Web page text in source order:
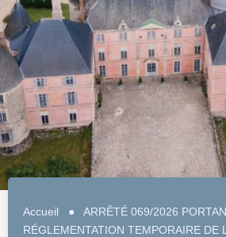
Accueil ● ARRÊTÉ 069/2026
RÉGLEMENTATION TEMPORAIRE DE